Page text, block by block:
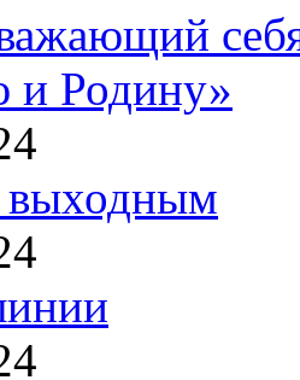
и Родину»
выходным